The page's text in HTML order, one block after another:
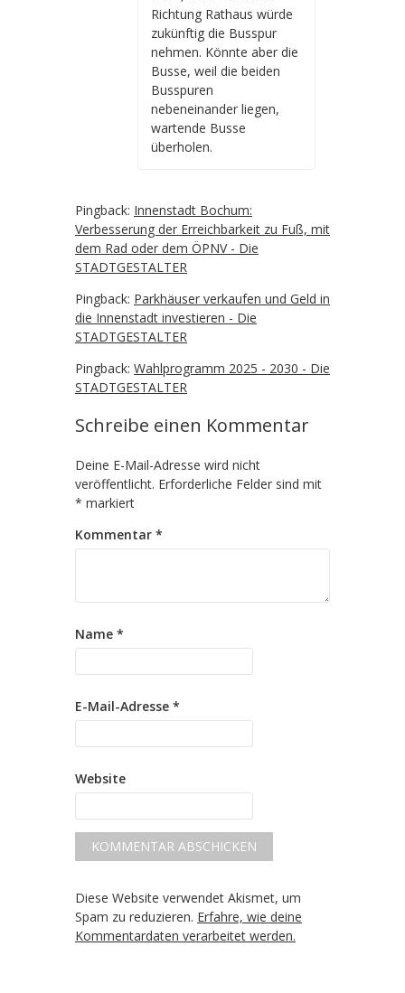
Richtung Rathaus würde
zukünftig die Busspur
nehmen. Könnte aber die
Busse, weil die beiden
Busspuren
nebeneinander liegen,
wartende Busse
überholen.
Pingback: Innenstadt Bochum:
Verbesserung der Erreichbarkeit zu Fuß, mit
dem Rad oder dem ÖPNV - Die
STADTGESTALTER
Pingback: Parkhäuser verkaufen und Geld in
die Innenstadt investieren - Die
STADTGESTALTER
Pingback: Wahlprogramm 2025 - 2030 - Die
STADTGESTALTER
Schreibe einen Kommentar
Deine E-Mail-Adresse wird nicht
veröffentlicht. Erforderliche Felder sind mit
* markiert
Kommentar *
Name *
E-Mail-Adresse *
Website
Diese Website verwendet Akismet, um
Spam zu reduzieren. Erfahre, wie deine
Kommentardaten verarbeitet werden.